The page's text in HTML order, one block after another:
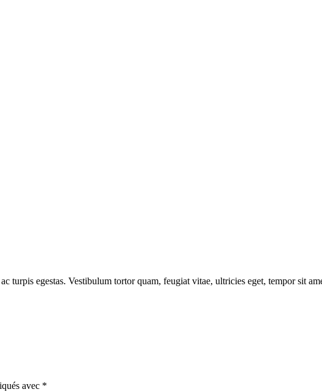
turpis egestas. Vestibulum tortor quam, feugiat vitae, ultricies eget, tempor sit
avec *